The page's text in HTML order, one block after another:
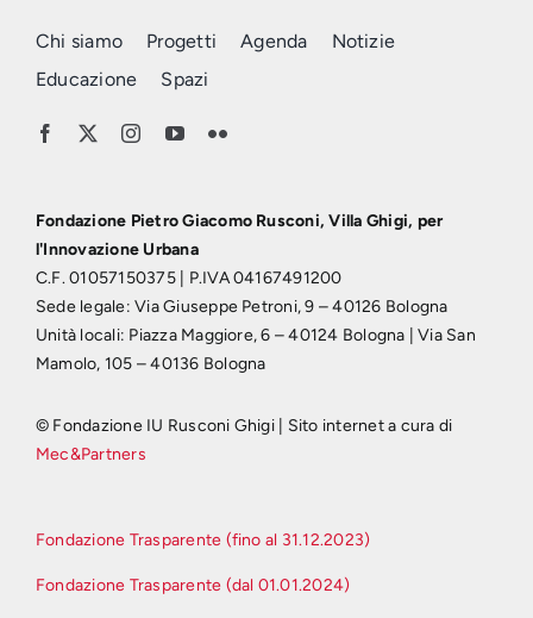
Chi siamo Progetti Agenda
Notizie
Educazione
Spazi
Fondazione Pietro Giacomo Rusconi, Villa Ghigi, per
l'Innovazione Urbana
C.F. 01057150375 | P.IVA 04167491200
Sede legale: Via Giuseppe Petroni, 9 – 40126 Bologna
Unità locali: Piazza Maggiore, 6 – 40124 Bologna | Via San
Mamolo, 105 – 40136 Bologna
© Fondazione IU Rusconi Ghigi | Sito internet a cura di
Mec&Partners
Fondazione Trasparente (fino al 31.12.2023)
Fondazione Trasparente (dal 01.01.2024)